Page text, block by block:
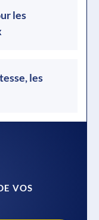
les
les
VOS